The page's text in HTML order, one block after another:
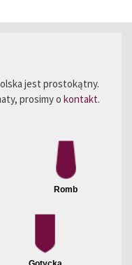
jest prostokątny.
prosimy o kontakt.
Romb